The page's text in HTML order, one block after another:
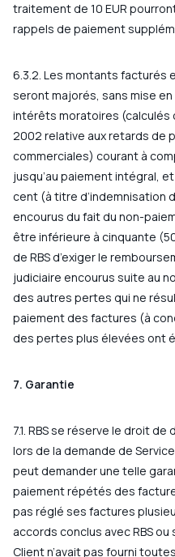
traitement de 10 EUR
rappels de paiement
6.3.2. Les montants facturés
seront majorés, sans mise
intérêts moratoires (calculés
2002 relative aux retards de
commerciales) courant à
jusqu’au paiement intégral,
cent (à titre d’indemnisation
encourus du fait du non-
être inférieure à cinquante
de RBS d’exiger le
judiciaire encourus suite au
des autres pertes qui ne
paiement des factures (à
des pertes plus élevées ont
7. Garantie
7.1. RBS se réserve le droit
lors de la demande de
peut demander une telle
paiement répétés des
pas réglé ses factures
accords conclus avec RBS
Client n’avait pas fourni